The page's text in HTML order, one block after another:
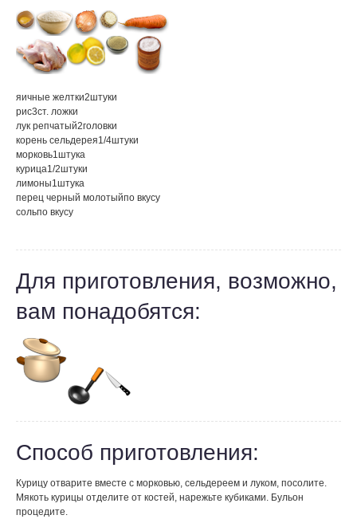
яичные желтки2штуки
рис3ст. ложки
лук репчатый2головки
корень сельдерея1/4штуки
морковь1 штука
курица1/2штуки
лимоны1 штука
перец черный молотыйпо вкусу
сольпо вкусу
Для приготовления, возможно,
вам понадобятся:
Способ приготовления:
Курицу отварите вместе с морковью, сельдереем и луком, посолите.
Мякоть курицы отделите от костей, нарежьте кубиками. Бульон
процедите.